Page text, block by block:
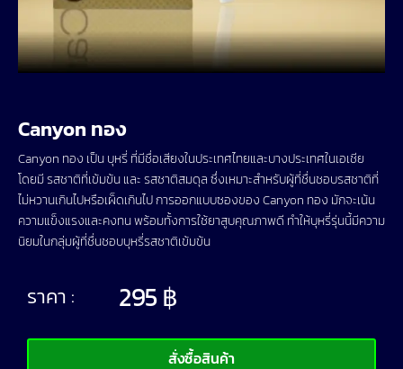
Canyon ทอง
Canyon ทอง เป็น บุหรี่ ที่มีชื่อเสียงในประเทศไทยและบางประเทศในเอเชีย
โดยมี รสชาติที่เข้มข้น และ รสชาติสมดุล ซึ่งเหมาะสำหรับผู้ที่ชื่นชอบรสชาติที่
ไม่หวานเกินไปหรือเผ็ดเกินไป การออกแบบซองของ Canyon ทอง มักจะเน้น
ความแข็งแรงและคงทน พร้อมทั้งการใช้ยาสูบคุณภาพดี ทำให้บุหรี่รุ่นนี้มีความ
นิยมในกลุ่มผู้ที่ชื่นชอบบุหรี่รสชาติเข้มข้น
ราคา : 295฿
สั่งซื้อสินค้า